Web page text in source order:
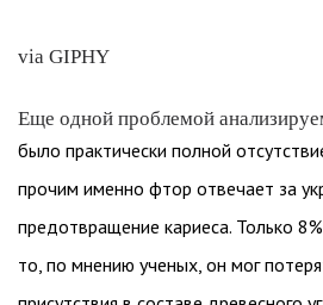
via GIPHY
Еще одной проблемой
было практически полной
прочим именно фтор отвечает за
предотвращение кариеса. Только
то, по мнению ученых, он мог